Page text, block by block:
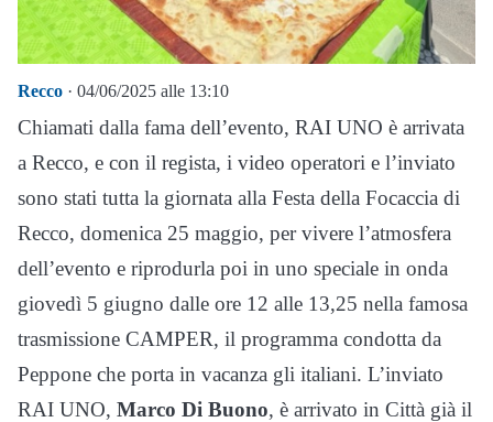
Recco · 04/06/2025 alle 13:10
Chiamati dalla fama dell’evento, RAI UNO è arrivata
a Recco, e con il regista, i video operatori e l’inviato
sono stati tutta la giornata alla Festa della Focaccia di
Recco, domenica 25 maggio, per vivere l’atmosfera
dell’evento e riprodurla poi in uno speciale in onda
giovedì 5 giugno dalle ore 12 alle 13,25 nella famosa
trasmissione CAMPER, il programma condotta da
Peppone che porta in vacanza gli italiani. L’inviato
RAI UNO, Marco Di Buono, è arrivato in Città già il